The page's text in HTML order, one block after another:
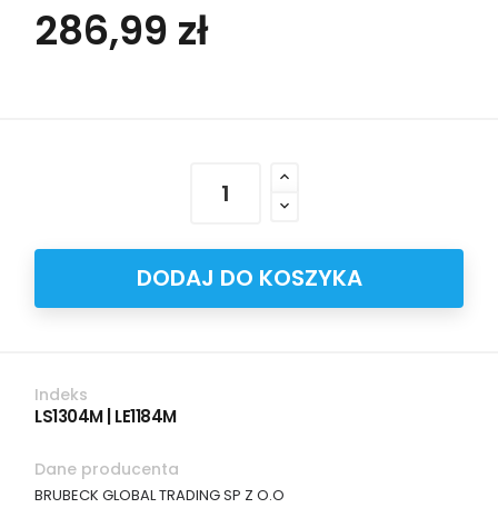
286,99 zł
DODAJ DO KOSZYKA
Indeks
LS1304M | LE1184M
Dane producenta
BRUBECK GLOBAL TRADING SP Z O.O